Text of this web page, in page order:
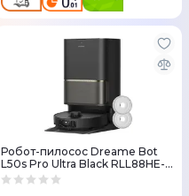
Робот-пилосос Dreame Bot
L50s Pro Ultra Black RLL88HE-
Bl